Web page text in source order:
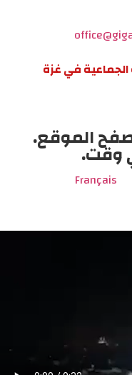
الجماعية في غزة
الموقع.
وقت.
Français